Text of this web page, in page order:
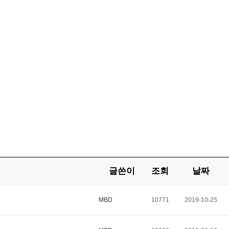
글쓴이 조회 날짜
MBD 10771 2019-10-25